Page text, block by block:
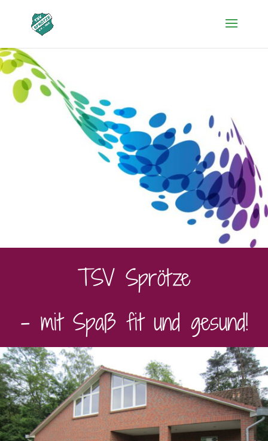
TSV Sprötze
– mit Spaß fit und gesund!